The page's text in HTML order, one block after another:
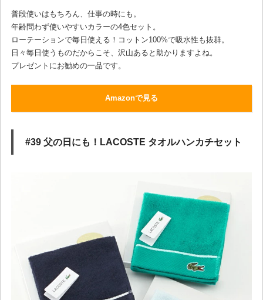
普段使いはもちろん、仕事の時にも。
年齢問わず使いやすいカラーの4色セット。
ローテーションで毎日使える！コットン100%で吸水性も抜群。
日々毎日使うものだからこそ、沢山あると助かりますよね。
プレゼントにお勧めの一品です。
Amazonで見る
#39 父の日にも！LACOSTE タオルハンカチセット